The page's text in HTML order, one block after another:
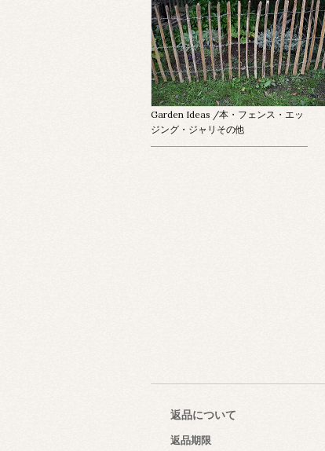
Garden Ideas /本・フェンス・エッ
ジング・ジャリその他
返品について
返品期限